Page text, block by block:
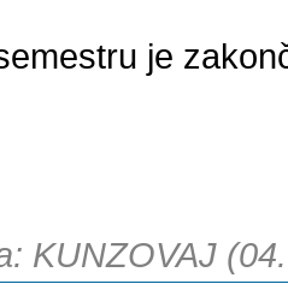
je
KUNZOVAJ